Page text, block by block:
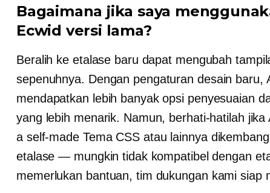
Bagaimana jika saya
Ecwid versi lama?
Beralih ke etalase baru dapat mengubah
sepenuhnya. Dengan pengaturan desain baru,
mendapatkan lebih banyak opsi penyesuaian
yang lebih menarik. Namun, berhati-hatilah jika
a self-madeTema CSS atau lainnya
etalase — mungkin tidak kompatibel dengan
memerlukan bantuan, tim dukungan kami siap